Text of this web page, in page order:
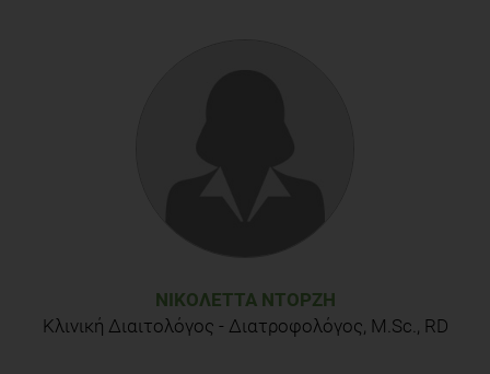
ΝΙΚΟΛΈΤΤΑ ΝΤΟΡΖΉ
Κλινική Διαιτολόγος - Διατροφολόγος, M.Sc., RD